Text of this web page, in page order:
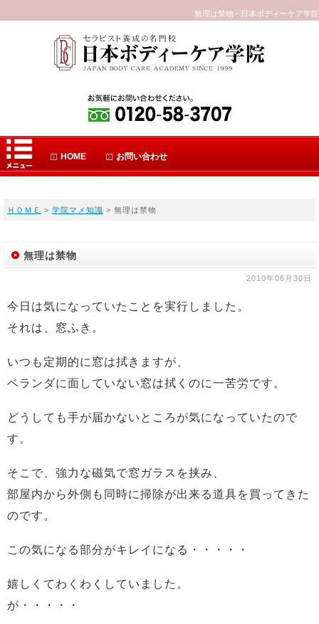
無理は禁物 - 日本ボディーケア学院
HOME お問い合わせ
ＨＯＭＥ > 学院マメ知識 > 無理は禁物
無理は禁物
2010年06月30日
今日は気になっていたことを実行しました。
それは、窓ふき。
いつも定期的に窓は拭きますが、
ベランダに面していない窓は拭くのに一苦労です。
どうしても手が届かないところが気になっていたので
す。
そこで、強力な磁気で窓ガラスを挟み、
部屋内から外側も同時に掃除が出来る道具を買ってきた
のです。
この気になる部分がキレイになる・・・・・
嬉しくてわくわくしていました。
が・・・・・